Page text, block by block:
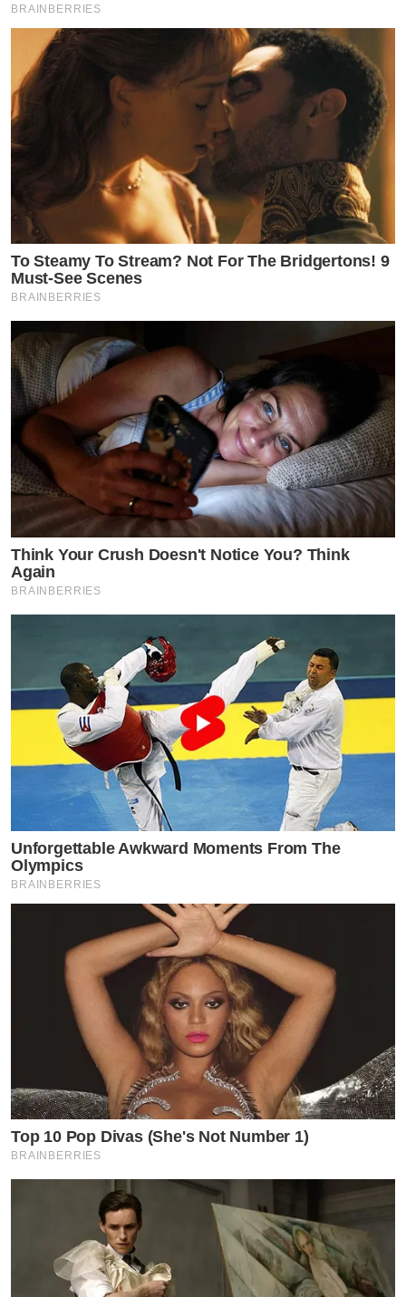
BRAINBERRIES
To Steamy To Stream? Not For The Bridgertons! 9
Must-See Scenes
BRAINBERRIES
Think Your Crush Doesn't Notice You? Think
Again
BRAINBERRIES
Unforgettable Awkward Moments From The
Olympics
BRAINBERRIES
Top 10 Pop Divas (She's Not Number 1)
BRAINBERRIES